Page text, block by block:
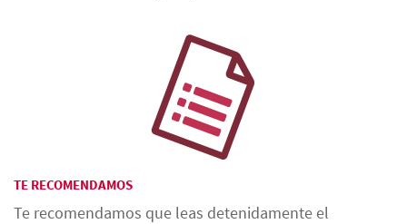
TE RECOMENDAMOS
Te recomendamos que leas detenidamente el